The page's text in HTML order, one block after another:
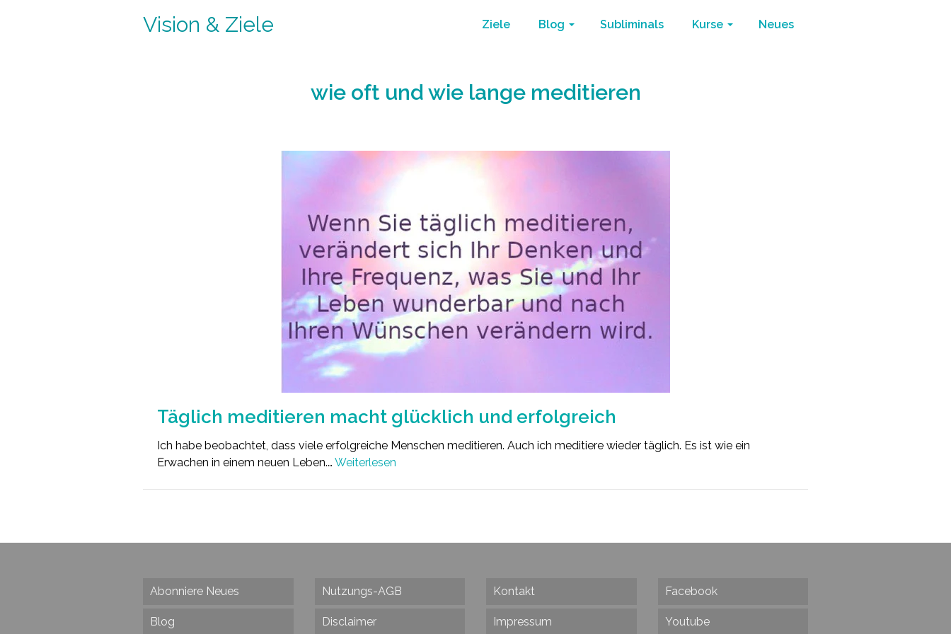
Vision & Ziele Ziele Blog Subliminals Kurse Neues
wie oft und wie lange meditieren
Täglich meditieren macht glücklich und erfolgreich
Ich habe beobachtet, dass viele erfolgreiche Menschen meditieren. Auch ich meditiere wieder täglich. Es ist wie ein
Erwachen in einem neuen Leben.… Weiterlesen
Abonniere Neues
Blog
Nutzungs-AGB
Disclaimer
Kontakt
Impressum
Facebook
Youtube